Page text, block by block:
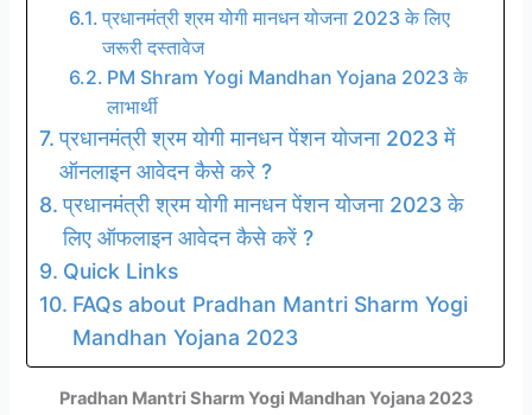
प्रधानमंत्री श्रम योगी मानधन योजना 2023 के लिए
जरूरी दस्तावेज
PM Shram Yogi Mandhan Yojana 2023 के
लाभार्थी
प्रधानमंत्री श्रम योगी मानधन पेंशन योजना 2023 में
ऑनलाइन आवेदन कैसे करे ?
प्रधानमंत्री श्रम योगी मानधन पेंशन योजना 2023 के
लिए ऑफलाइन आवेदन कैसे करें ?
Quick Links
FAQs about Pradhan Mantri Sharm Yogi
Mandhan Yojana 2023
Pradhan Mantri Sharm Yogi Mandhan Yojana 2023